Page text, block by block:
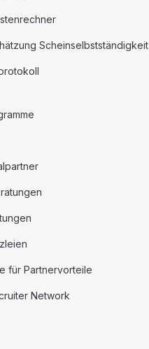
Scheinselbstständigkeit
für Partnervorteile
Network